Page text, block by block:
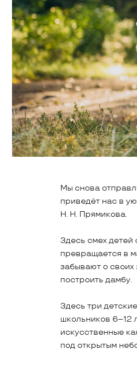
Мы снова
приведёт нас в
Н. Н. Прямикова.
Здесь смех
превращается в
забывают о своих
построить дамбу.
Здесь три
школьников 6–12
искусственные
под открытым